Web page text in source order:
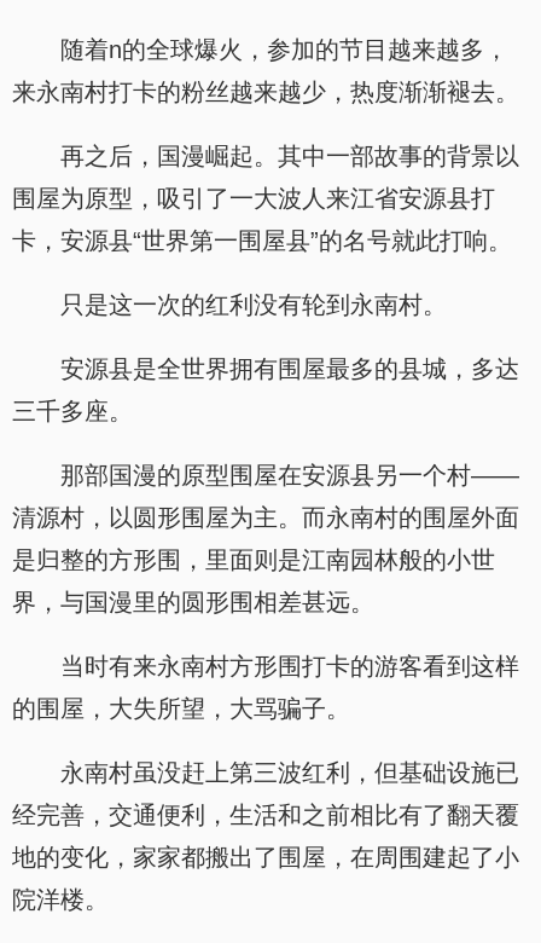
随着n的全球爆火，参加的节目越来越多，
来永南村打卡的粉丝越来越少，热度渐渐褪去。
再之后，国漫崛起。其中一部故事的背景以
围屋为原型，吸引了一大波人来江省安源县打
卡，安源县“世界第一围屋县”的名号就此打响。
只是这一次的红利没有轮到永南村。
安源县是全世界拥有围屋最多的县城，多达
三千多座。
那部国漫的原型围屋在安源县另一个村——
清源村，以圆形围屋为主。而永南村的围屋外面
是归整的方形围，里面则是江南园林般的小世
界，与国漫里的圆形围相差甚远。
当时有来永南村方形围打卡的游客看到这样
的围屋，大失所望，大骂骗子。
永南村虽没赶上第三波红利，但基础设施已
经完善，交通便利，生活和之前相比有了翻天覆
地的变化，家家都搬出了围屋，在周围建起了小
院洋楼。